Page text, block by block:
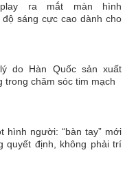
ra mắt màn hình
độ sáng cực cao dành cho
do Hàn Quốc sản xuất
trong chăm sóc tim mạch
hình người: “bàn tay” mới
quyết định, không phải trí